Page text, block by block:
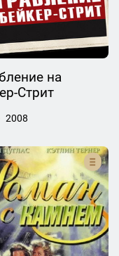
на
Стрит
2008